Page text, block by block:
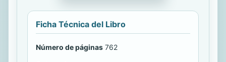
Ficha Técnica del Libro
Número de páginas 762